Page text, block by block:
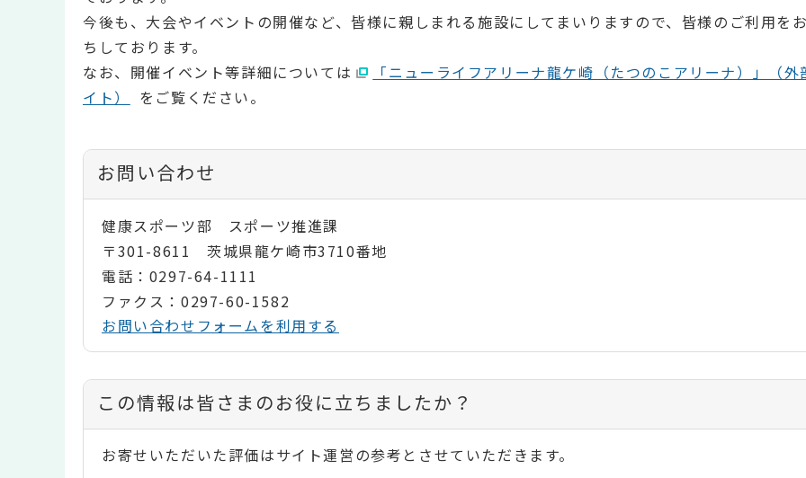
今後も、大会やイベントの開催など、皆様に親しまれる施設にしてまいりますので、皆様のご利用を
ちしております。
なお、開催イベント等詳細については
「ニューライフアリーナ龍ケ崎（たつのこアリーナ）」（外
イト）
をご覧ください。
お問い合わせ
健康スポーツ部 スポーツ推進課
〒301-8611 茨城県龍ケ崎市3710番地
電話：0297-64-1111
ファクス：0297-60-1582
お問い合わせフォームを利用する
コ
ン
テ
この情報は皆さまのお役に立ちましたか？
お寄せいただいた評価はサイト運営の参考とさせていただきます。